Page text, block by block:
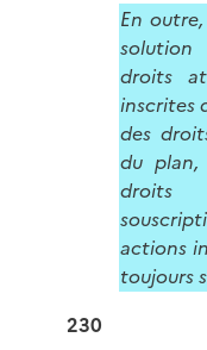
En
droits
inscrites
des
du
droits
actions
toujours
230